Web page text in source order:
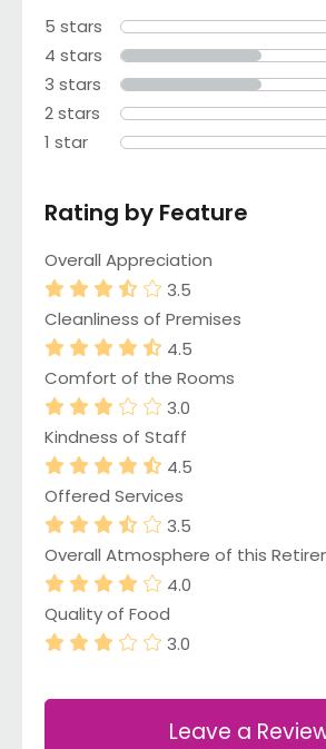
5 stars
4 stars
3 stars
2 stars
1 star
Rating by Feature
Overall Appreciation
3.5
Cleanliness of Premises
4.5
Comfort of the Rooms
3.0
Kindness of Staff
4.5
Offered Services
3.5
Overall Atmosphere of this
4.0
Quality of Food
3.0
Leave a